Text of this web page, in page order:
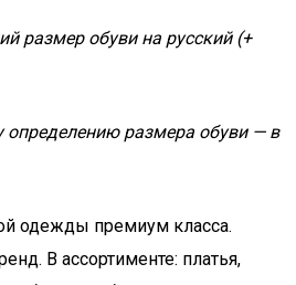
размер обуви на русский (+
определению размера обуви — в
одежды премиум класса.
В ассортименте: платья,